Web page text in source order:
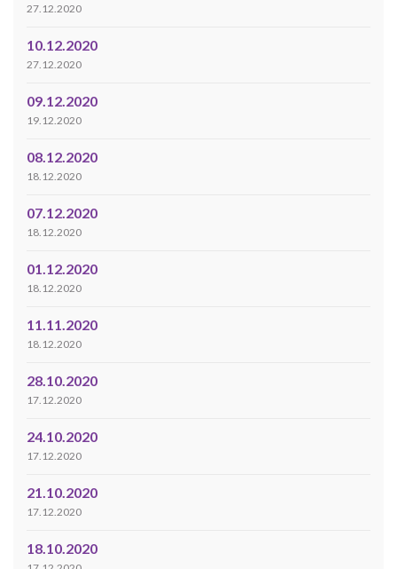
27.12.2020
10.12.2020
27.12.2020
09.12.2020
19.12.2020
08.12.2020
18.12.2020
07.12.2020
18.12.2020
01.12.2020
18.12.2020
11.11.2020
18.12.2020
28.10.2020
17.12.2020
24.10.2020
17.12.2020
21.10.2020
17.12.2020
18.10.2020